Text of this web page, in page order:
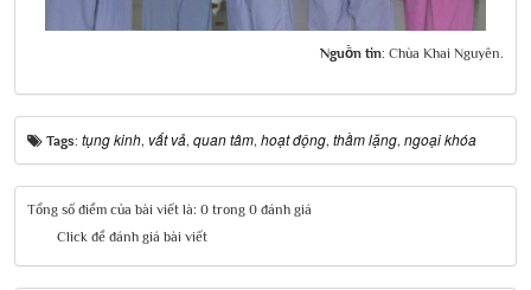
Nguồn tin: Chùa Khai Nguyên.
Tags: tụng kinh, vất vả, quan tâm, hoạt động, thầm lặng, ngoại khóa
Tổng số điểm của bài viết là: 0 trong 0 đánh giá
Click để đánh giá bài viết